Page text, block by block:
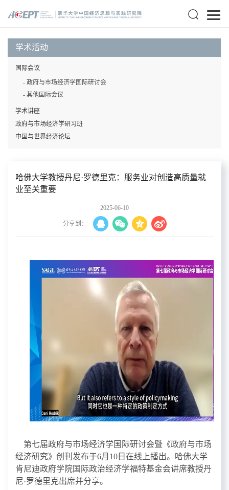
学术活动
国际会议
- 政府与市场经济学国际研讨会
- 其他国际会议
学术讲座
政府与市场经济学研习班
中国与世界经济论坛
哈佛大学教授丹尼·罗德里克：服务业对创造高质量就
业至关重要
2025-06-10
分享到：
第七届政府与市场经济学国际研讨会暨《政府与市场
经济研究》创刊发布于6月 10 日在线上播出。哈佛大学
肯尼迪政府学院国际政治经济学福特基金会讲席教授丹
尼·罗德里克出席并分享。